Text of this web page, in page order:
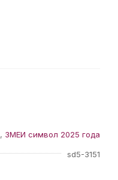
, ЗМЕИ символ 2025 года
sd5-3151